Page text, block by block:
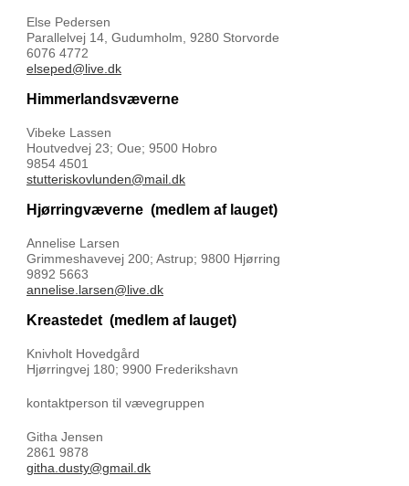
Else Pedersen
Parallelvej 14, Gudumholm, 9280 Storvorde
6076 4772
elseped@live.dk
Himmerlandsvæverne
Vibeke Lassen
Houtvedvej 23; Oue; 9500 Hobro
9854 4501
stutteriskovlunden@mail.dk
Hjørringvæverne (medlem af lauget)
Annelise Larsen
Grimmeshavevej 200; Astrup; 9800 Hjørring
9892 5663
annelise.larsen@live.dk
Kreastedet (medlem af lauget)
Knivholt Hovedgård
Hjørringvej 180; 9900 Frederikshavn
kontaktperson til vævegruppen
Githa Jensen
2861 9878
githa.dusty@gmail.dk